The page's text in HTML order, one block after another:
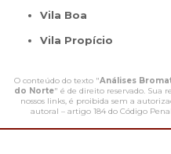
Vila Boa
Vila Propício
O conteúdo do texto "Análises
do Norte" é de direito reservado. Sua
nossos links, é proibida sem a
autoral – artigo 184 do Código